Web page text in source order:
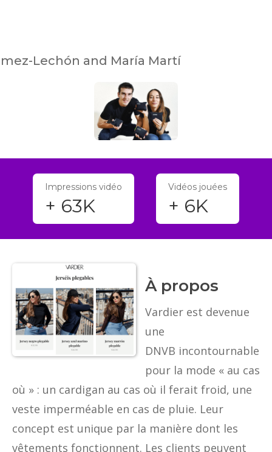
Lechón and María Martí
Impressions vidéo
+ 63K
Vidéos jouées
+ 6K
À propos
Vardier est devenue
une
DNVB incontournable
pour la mode « au cas
où » : un cardigan au cas où il ferait froid, une
veste imperméable en cas de pluie. Leur
concept est unique par la manière dont les
vêtements fonctionnent. Les clients peuvent